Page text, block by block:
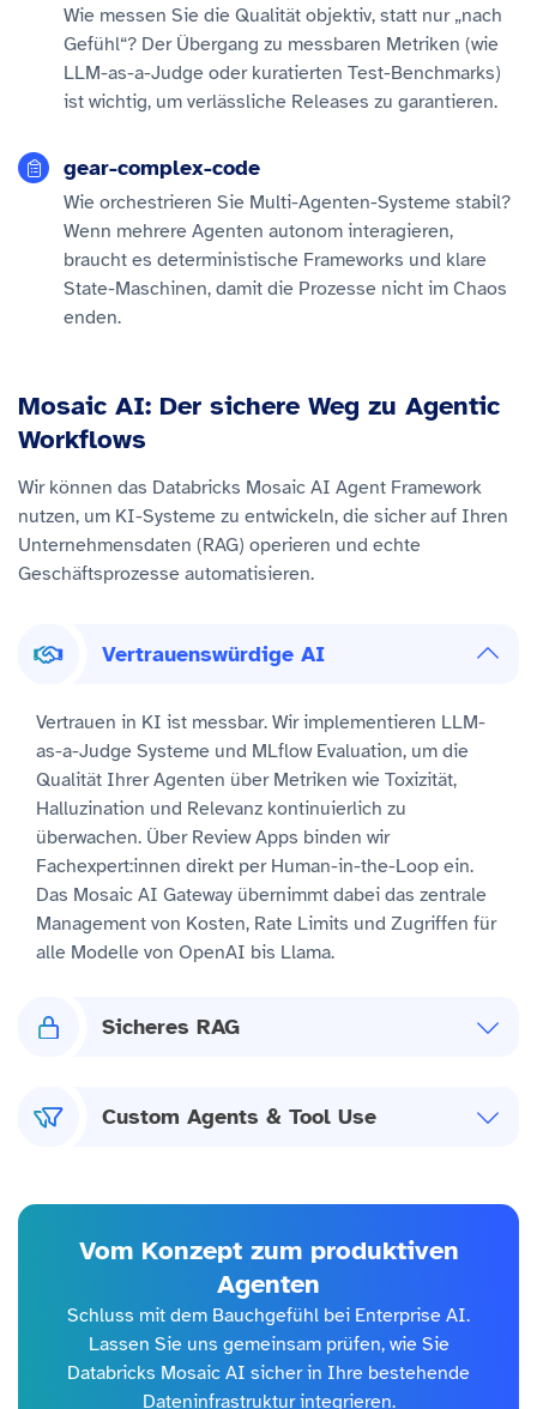
Wie messen Sie die Qualität objektiv, statt nur „nach
Gefühl“? Der Übergang zu messbaren Metriken (wie
LLM-as-a-Judge oder kuratierten Test-Benchmarks)
ist wichtig, um verlässliche Releases zu garantieren.
gear-complex-code
Wie orchestrieren Sie Multi-Agenten-Systeme stabil?
Wenn mehrere Agenten autonom interagieren,
braucht es deterministische Frameworks und klare
State-Maschinen, damit die Prozesse nicht im Chaos
enden.
Mosaic AI: Der sichere Weg zu Agentic
Workflows
Wir können das Databricks Mosaic AI Agent Framework
nutzen, um KI-Systeme zu entwickeln, die sicher auf Ihren
Unternehmensdaten (RAG) operieren und echte
Geschäftsprozesse automatisieren.
Vertrauenswürdige AI
Vertrauen in KI ist messbar. Wir implementieren LLM-
as-a-Judge Systeme und MLflow Evaluation, um die
Qualität Ihrer Agenten über Metriken wie Toxizität,
Halluzination und Relevanz kontinuierlich zu
überwachen. Über Review Apps binden wir
Fachexpert:innen direkt per Human-in-the-Loop ein.
Das Mosaic AI Gateway übernimmt dabei das zentrale
Management von Kosten, Rate Limits und Zugriffen für
alle Modelle von OpenAI bis Llama.
Sicheres RAG
Custom Agents & Tool Use
Vom Konzept zum produktiven
Agenten
Schluss mit dem Bauchgefühl bei Enterprise AI.
Lassen Sie uns gemeinsam prüfen, wie Sie
Databricks Mosaic AI sicher in Ihre bestehende
Dateninfrastruktur integrieren.